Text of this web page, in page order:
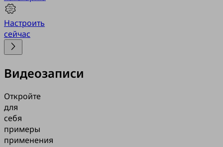
Настроить
сейчас
Видеозаписи
Откройте
для
себя
примеры
применения